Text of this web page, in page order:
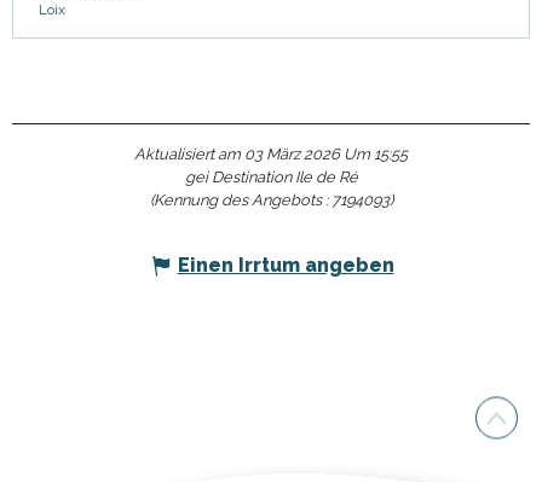
Loix
Aktualisiert am 03 März 2026 Um 15:55
gei Destination Ile de Ré
(Kennung des Angebots : 7194093)
Einen Irrtum angeben